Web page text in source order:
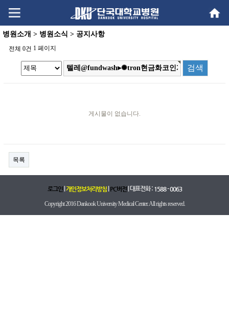
content
menu
병원소개 > 병원소식 > 공지사항
전체 0건 1 페이지
게시물이 없습니다.
목록
로그인|개인정보처리방침|PC버전| 대표전화 : 1588 - 0063
Copyright 2016 Dankook University Medical Center. All rights reserved.